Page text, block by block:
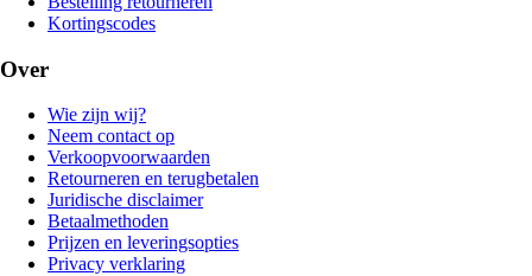
Kortingscodes
Over
Wie zijn wij?
Neem contact op
Verkoopvoorwaarden
Retourneren en terugbetalen
Juridische disclaimer
Betaalmethoden
Prijzen en leveringsopties
Privacy verklaring